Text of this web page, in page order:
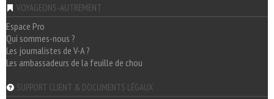
VOYAGEONS-AUTREMENT
Espace Pro
Qui sommes-nous ?
Les journalistes de V-A ?
Les ambassadeurs de la feuille de chou
SUPPORT CLIENT & DOCUMENTS LÉGAUX